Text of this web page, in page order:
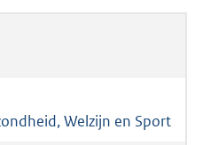
Welzijn en Sport